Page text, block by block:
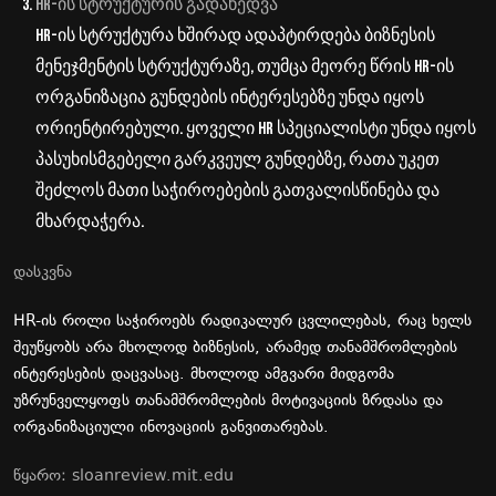
HR-ის სტრუქტურისგადახედვა
HR-ის სტრუქტურა ხშირადადაპტირდებაბიზნესის
მენეჯმენტის სტრუქტურაზე,თუმცამეორე წრის HR-ის
ორგანიზაციაგუნდებისინტერესებზეუნდაიყოს
ორიენტირებული.ყოველი HR სპეციალისტიუნდაიყოს
პასუხისმგებელიგარკვეულგუნდებზე,რათაუკეთ
შეძლოსმათი საჭიროებებისგათვალისწინებადა
მხარდაჭერა.
დასკვნა
HR-ის როლი საჭიროებს რადიკალურ ცვლილებას, რაც ხელს
შეუწყობს არა მხოლოდ ბიზნესის, არამედ თანამშრომლების
ინტერესების დაცვასაც. მხოლოდ ამგვარი მიდგომა
უზრუნველყოფს თანამშრომლების მოტივაციის ზრდასა და
ორგანიზაციული ინოვაციის განვითარებას.
წყარო: sloanreview.mit.edu